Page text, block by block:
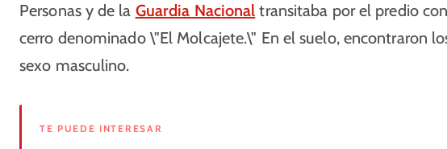
Personas y de la Guardia Nacional transitaba por el predio
cerro denominado \"El Molcajete.\" En el suelo, encontraron
sexo masculino.
TE PUEDE INTERESAR